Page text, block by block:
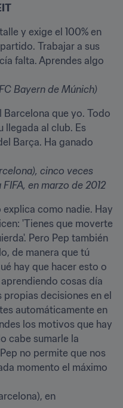
y exige el 100% en
Trabajar a sus
falta. Aprendes algo
Bayern de Múnich)
Barcelona que yo. Todo
llegada al club. Es
Barça. Ha ganado
cinco veces
en marzo de 2012
como nadie. Hay
'Tienes que moverte
Pero Pep también
de manera que tú
hay que hacer esto o
cosas día
decisiones en el
automáticamente en
los motivos que hay
cabe sumarle la
no permite que nos
momento el máximo
en